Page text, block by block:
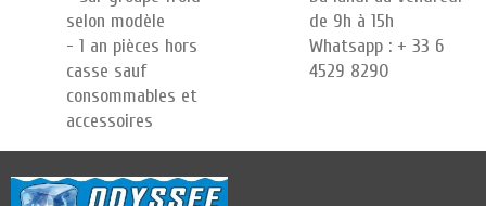
selon modèle
- 1 an pièces hors
casse sauf
consommables et
accessoires
de 9h à 15h
Whatsapp : + 33 6
4529 8290